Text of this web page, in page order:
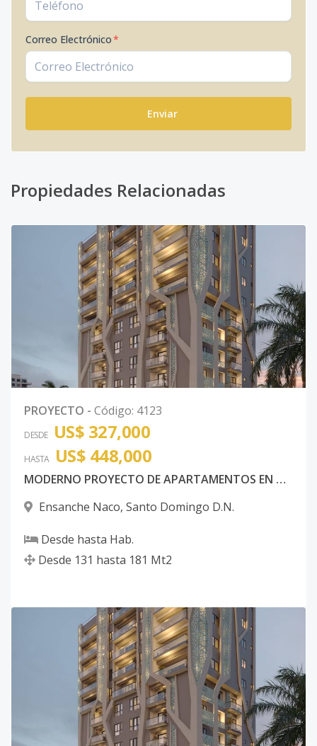
Correo Electrónico*
Enviar
Propiedades Relacionadas
PROYECTO - Código: 4123
DESDE US$ 327,000
HASTA US$ 448,000
MODERNO PROYECTO DE APARTAMENTOS EN NACO
Ensanche Naco, Santo Domingo D.N.
Desde hasta Hab.
Desde 131 hasta 181 Mt2